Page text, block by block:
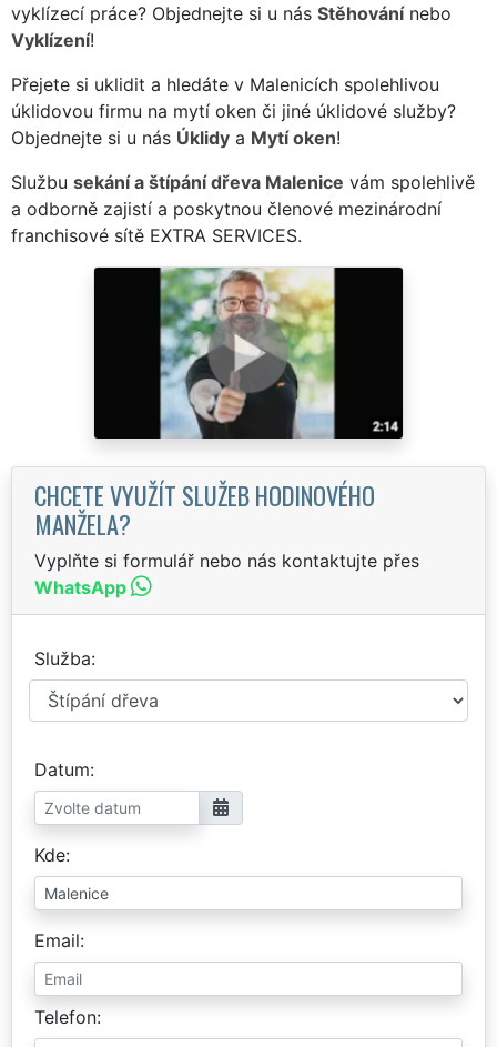
vyklízecí práce? Objednejte si u nás Stěhovánínebo
Vyklízení!
Přejete si uklidit a hledáte v Malenicích spolehlivou
úklidovou firmu na mytí oken či jiné úklidové služby?
Objednejte si u nás Úklidy a Mytí oken!
Službu sekání a štípání dřeva Malenice vám spolehlivě
a odborně zajistí a poskytnou členové mezinárodní
franchisové sítě EXTRA SERVICES.
CHCETE VYUŽÍT SLUŽEB HODINOVÉHO
MANŽELA?
Vyplňte si formulář nebo nás kontaktujte přes
WhatsApp
Služba
Datum
Kde
Email
Telefon